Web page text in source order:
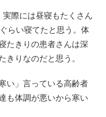
際には昼寝もたくさん
らい寝てたと思う。体
たきりの患者さんは深
きりなのだと思う。
い」言っている高齢者
も体調が悪いから寒い